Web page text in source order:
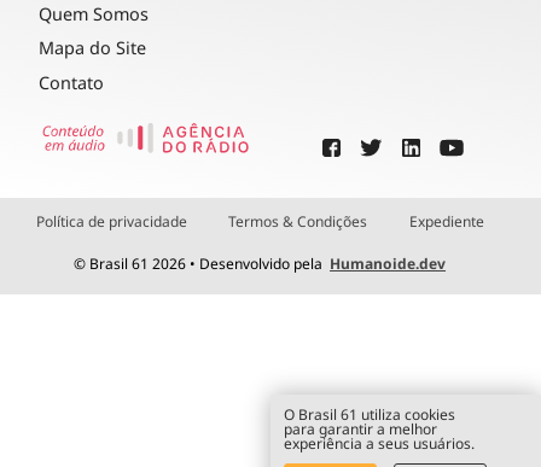
Quem Somos
Mapa do Site
Contato
Política de privacidade Termos & Condições Expediente
© Brasil 61 2026 • Desenvolvido pela Humanoide.dev
O Brasil 61 utiliza cookies
para garantir a melhor
experiência a seus usuários.